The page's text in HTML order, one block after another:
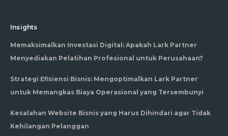
Insights
Memaksimalkan Investasi Digital: Apakah Lark Partner
Menyediakan Pelatihan Profesional untuk Perusahaan?
Strategi Efisiensi Bisnis: Mengoptimalkan Lark Partner
untuk Memangkas Biaya Operasional yang Tersembunyi
Kesalahan Website Bisnis yang Harus Dihindari agar Tidak
Kehilangan Pelanggan